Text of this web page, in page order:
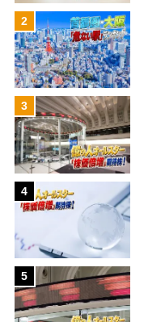
2
3
4
5